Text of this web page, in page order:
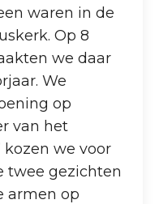
waren in de
Op 8
we daar
We
op
van het
kozen we voor
twee gezichten
armen op